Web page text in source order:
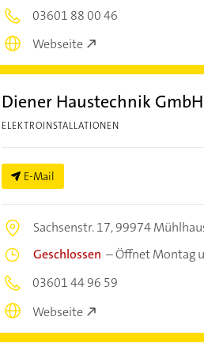
03601 88 00 46
Webseite
Diener Haustechnik GmbH
ELEKTROINSTALLATIONEN
E-Mail
Sachsenstr. 17,99974
Geschlossen –Öffnet Montag
03601 44 96 59
Webseite